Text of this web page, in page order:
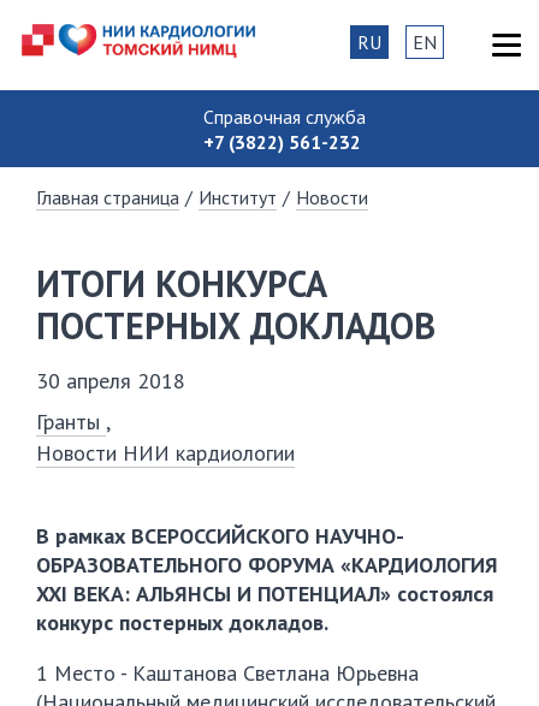
Справочная служба
+7 (3822) 561-232
RU EN
Главная страница / Институт / Новости
ИТОГИ КОНКУРСА
ПОСТЕРНЫХ ДОКЛАДОВ
30 апреля 2018
Гранты
Новости НИИ кардиологии
В рамках ВСЕРОССИЙСКОГО НАУЧНО-
ОБРАЗОВАТЕЛЬНОГО ФОРУМА «КАРДИОЛОГИЯ
XXI ВЕКА: АЛЬЯНСЫ И ПОТЕНЦИАЛ» состоялся
конкурс постерных докладов.
1 Место - Каштанова Светлана Юрьевна